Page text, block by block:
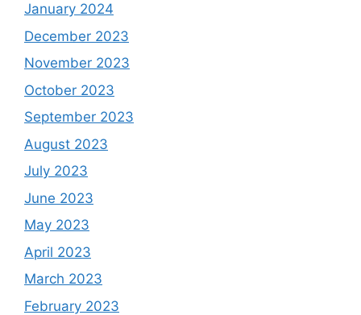
January 2024
December 2023
November 2023
October 2023
September 2023
August 2023
July 2023
June 2023
May 2023
April 2023
March 2023
February 2023